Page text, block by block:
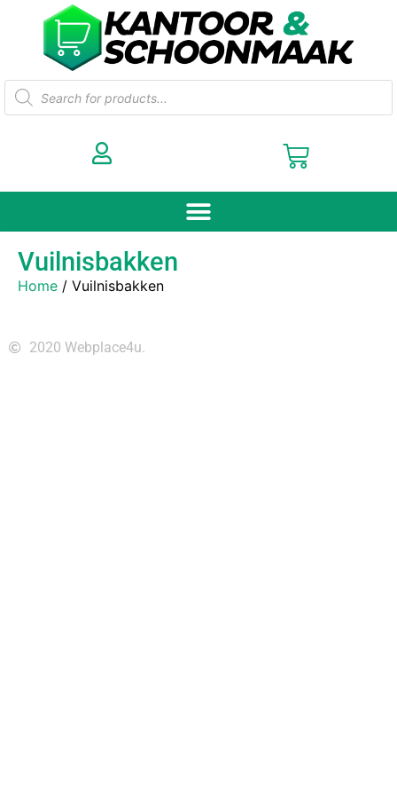
Vuilnisbakken
Home / Vuilnisbakken
2020 Webplace4u.